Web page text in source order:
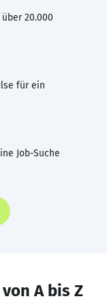
20.000
für ein
Job-Suche
A bis Z